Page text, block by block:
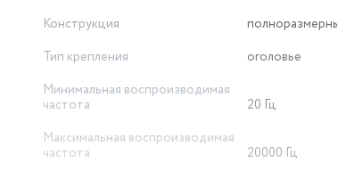
Конструкция
Тип крепления
оголовье
Минимальная воспроизводимая
частота
20 Гц
Максимальная воспроизводимая
частота
20000 Гц